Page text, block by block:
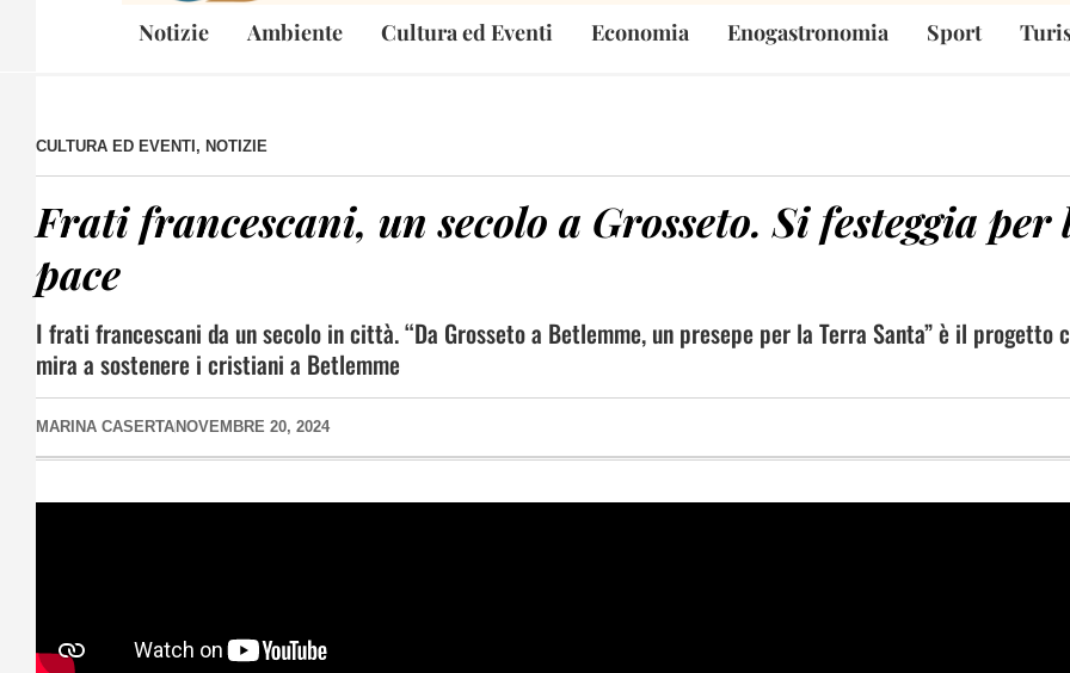
Notizie Ambiente Cultura ed Eventi Economia Enogastronomia Sport
CULTURA ED EVENTI , NOTIZIE
Frati francescani, un secolo a Grosseto. Si festeggia per
pace
I frati francescani da un secolo in città. “Da Grosseto a Betlemme, un presepe per la Terra Santa” è il progetto
mira a sostenere i cristiani a Betlemme
MARINA CASERTA NOVEMBRE 20, 2024